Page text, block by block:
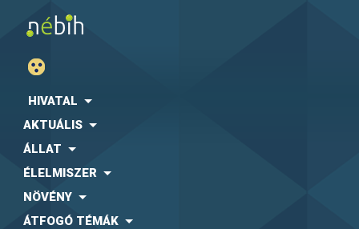
HIVATAL
AKTUÁLIS
ÁLLAT
ÉLELMISZER
NÖVÉNY
ÁTFOGÓ TÉMÁK